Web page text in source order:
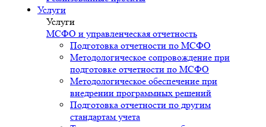
Услуги
Услуги
МСФО и управленческая отчетность
Подготовка отчетности по МСФО
Методологическое сопровождение при
подготовке отчетности по МСФО
Методологическое обеспечение при
внедрении программных решений
Подготовка отчетности по другим
стандартам учета